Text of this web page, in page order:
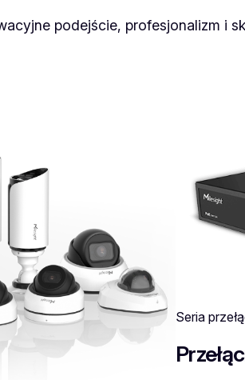
podejście, profesjonalizm i
Seria